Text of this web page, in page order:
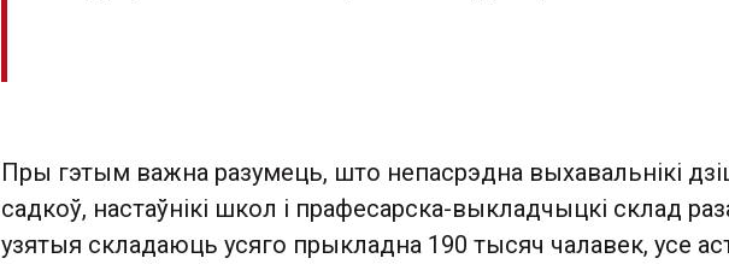
Пры гэтым важна разумець, што непасрэдна выхавальнікі
садкоў, настаўнікі школ і прафесарска-выкладчыцкі склад
узятыя складаюць усяго прыкладна 190 тысяч чалавек, усе